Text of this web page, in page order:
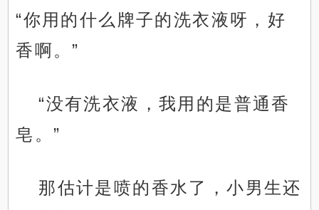
“你用的什么牌子的洗衣液呀，好
香啊。”
“没有洗衣液，我用的是普通香
皂。”
那估计是喷的香水了，小男生还